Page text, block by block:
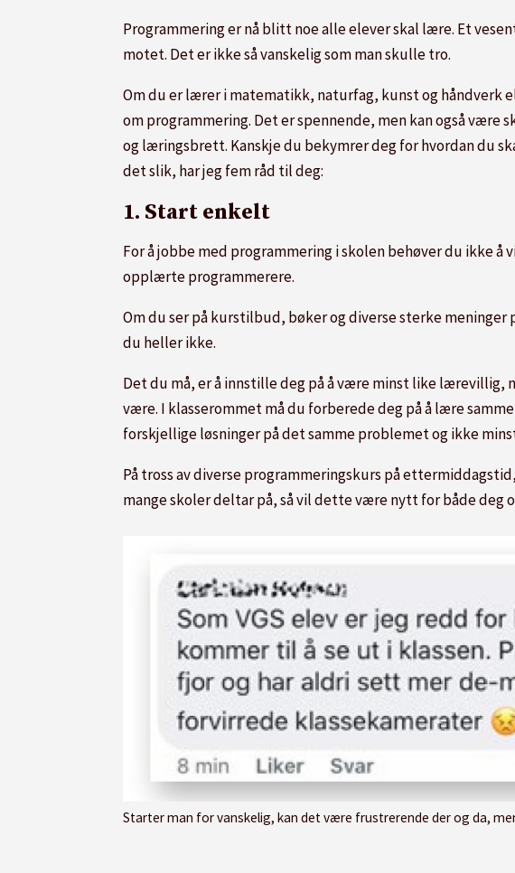
Programmering er nå blitt noe alle elever skal lære. Et
motet. Det er ikke så vanskelig som man skulle tro.
Om du er lærer i matematikk, naturfag, kunst og håndverk
om programmering. Det er spennende, men kan også være
og læringsbrett. Kanskje du bekymrer deg for hvordan du
det slik, har jeg fem råd til deg:
1. Start enkelt
For å jobbe med programmering i skolen behøver du ikke
opplærte programmerere.
Om du ser på kurstilbud, bøker og diverse sterke
du heller ikke.
Det du må, er å innstille deg på å være minst like
være. I klasserommet må du forberede deg på å lære
forskjellige løsninger på det samme problemet og ikke
På tross av diverse programmeringskurs på
mange skoler deltar på, så vil dette være nytt for både deg
Starter man for vanskelig, kan det være frustrerende der og da, men et dårlig førsteinntrykk kan også ødelegge